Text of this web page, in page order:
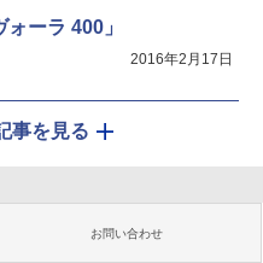
ーラ 400」
2016年2月17日
事を見る
お問い合わせ